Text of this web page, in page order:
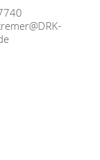
DRK-